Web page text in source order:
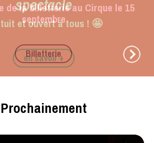
de la billetterie au Cirque le 15
septembre
Billetterie
Prochainement